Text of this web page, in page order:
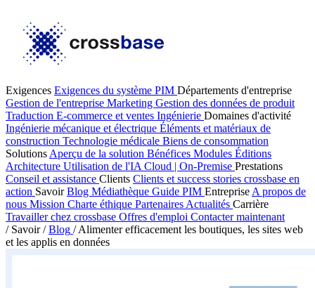
Exigences Exigences du système PIM Départements d'entreprise
Gestion de l'entreprise Marketing Gestion des données de produit
Traduction E-commerce et ventes Ingénierie Domaines d'activité
Ingénierie mécanique et électrique Éléments et matériaux de
construction Technologie médicale Biens de consommation
Solutions Aperçu de la solution Bénéfices Modules Éditions
Architecture Utilisation de l'IA Cloud | On-Premise Prestations
Conseil et assistance Clients Clients et success stories crossbase en
action SavoirBlog Médiathèque Guide PIM Entreprise A propos de
nous Mission Charte éthique Partenaires Actualités Carrière
Travailler chez crossbase Offres d'emploi Contacter maintenant
/ Savoir / Blog / Alimenter efficacement les boutiques, les sites web
et les applis en données